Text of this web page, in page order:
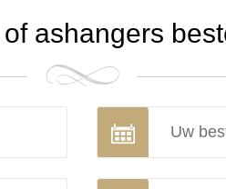
ashangers
Uw